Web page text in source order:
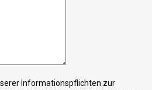
Informationspflichten zur